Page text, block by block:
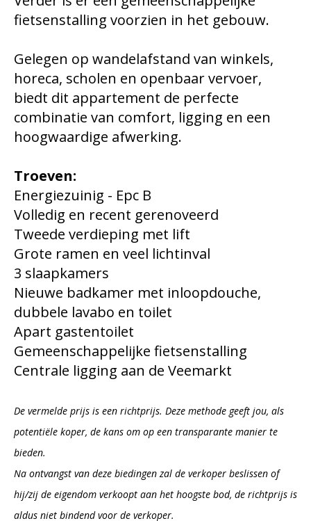
fietsenstalling voorzien in het gebouw.
Gelegen op wandelafstand van winkels,
horeca, scholen en openbaar vervoer,
biedt dit appartement de perfecte
combinatie van comfort, ligging en een
hoogwaardige afwerking.
Troeven:
Energiezuinig - Epc B
Volledig en recent gerenoveerd
Tweede verdieping met lift
Grote ramen en veel lichtinval
3 slaapkamers
Nieuwe badkamer met inloopdouche,
dubbele lavabo en toilet
Apart gastentoilet
Gemeenschappelijke fietsenstalling
Centrale ligging aan de Veemarkt
De vermelde prijs is een richtprijs. Deze methode geeft jou, als
potentiële koper, de kans om op een transparante manier te
bieden.
Na ontvangst van deze biedingen zal de verkoper beslissen of
hij/zij de eigendom verkoopt aan het hoogste bod, de richtprijs is
aldus niet bindend voor de verkoper.